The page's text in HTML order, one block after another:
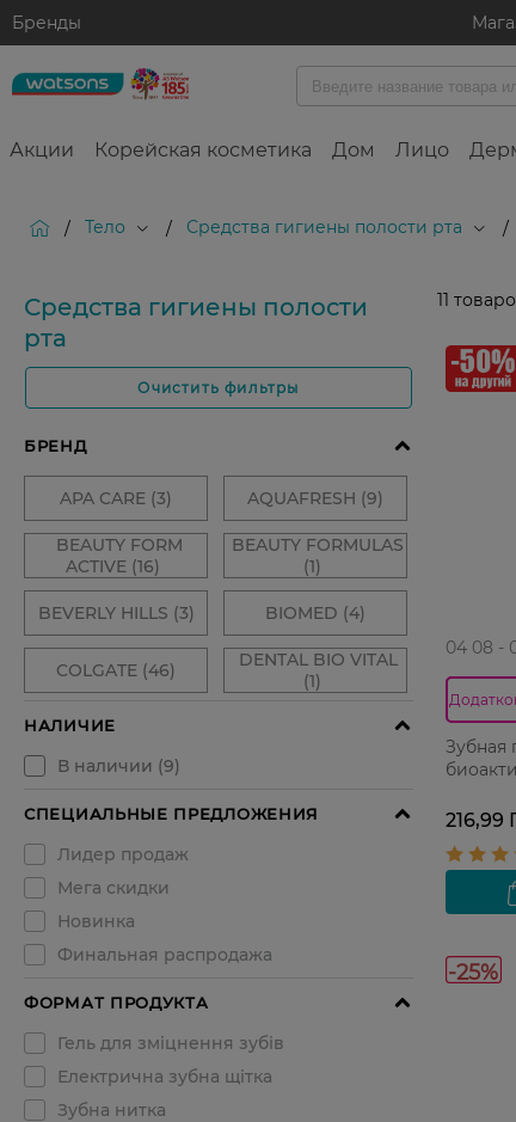
Бренды
Акции Корейская косметика Дом Лицо
/ Тело / Средства гигиены полости рта /
Средства гигиены полости
рта
Очистить фильтры
11
04 08 -
Зубная
216,99
-25%